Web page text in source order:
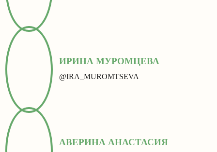
ИРИНА МУРОМЦЕВА
@IRA_MUROMTSEVA
АВЕРИНА АНАСТАСИЯ